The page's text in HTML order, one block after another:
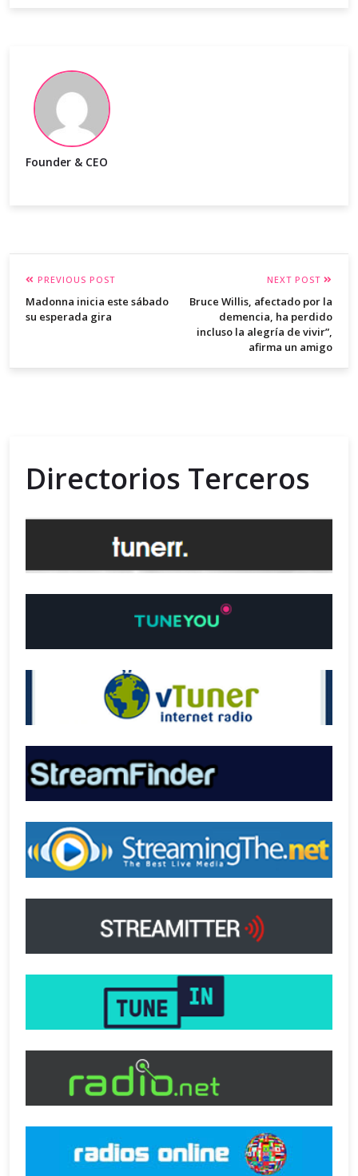
Founder & CEO
PREVIOUS POST
Madonna inicia este sábado
su esperada gira
NEXT POST
Bruce Willis, afectado por la
demencia, ha perdido
incluso la alegría de vivir”,
afirma un amigo
Directorios Terceros